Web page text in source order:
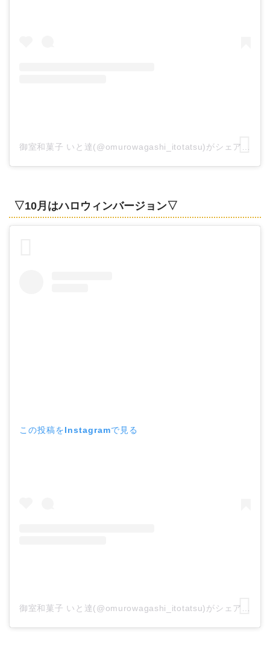
▽10月はハロウィンバージョン▽
この投稿をInstagramで見る
御室和菓子 いと達(@omurowagashi_itotatsu)がシェアした投稿